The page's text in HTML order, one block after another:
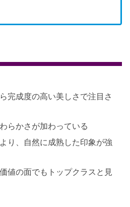
完成度の高い美しさで注目さ
らかさが加わっている
り、自然に成熟した印象が強
値の面でもトップクラスと見